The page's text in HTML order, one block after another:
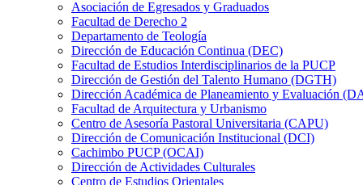
Asociación de Egresados y Graduados
Facultad de Derecho 2
Departamento de Teología
Dirección de Educación Continua (DEC)
Facultad de Estudios Interdisciplinarios de la PUCP
Dirección de Gestión del Talento Humano (DGTH)
Dirección Académica de Planeamiento y Evaluación
Facultad de Arquitectura y Urbanismo
Centro de Asesoría Pastoral Universitaria (CAPU)
Dirección de Comunicación Institucional (DCI)
Cachimbo PUCP (OCAI)
Dirección de Actividades Culturales
Centro de Estudios Orientales